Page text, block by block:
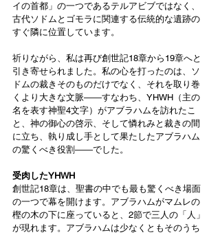
イの首都」の一つであるテルアビブではなく、
古代ソドムとゴモラに関連する伝統的な遺跡の
すぐ隣に位置しています。
祈りながら、私は再び創世記18章から19章へと
引き寄せられました。私の心を打ったのは、ソ
ドムの裁きそのものだけでなく、それを取り巻
くより大きな文脈――すなわち、YHWH（主の
名を表す神聖4文字）がアブラハムを訪れたこ
と、神の御心の啓示、そして憐れみと裁きの間
に立ち、執り成し手として果たしたアブラハム
の驚くべき役割――でした。
受肉したYHWH
創世記18章は、聖書の中でも最も驚くべき場面
の一つで幕を開けます。アブラハムがマムレの
樫の木の下に座っていると、2節で三人の「人」
が現れます。アブラハムは少なくともそのうち